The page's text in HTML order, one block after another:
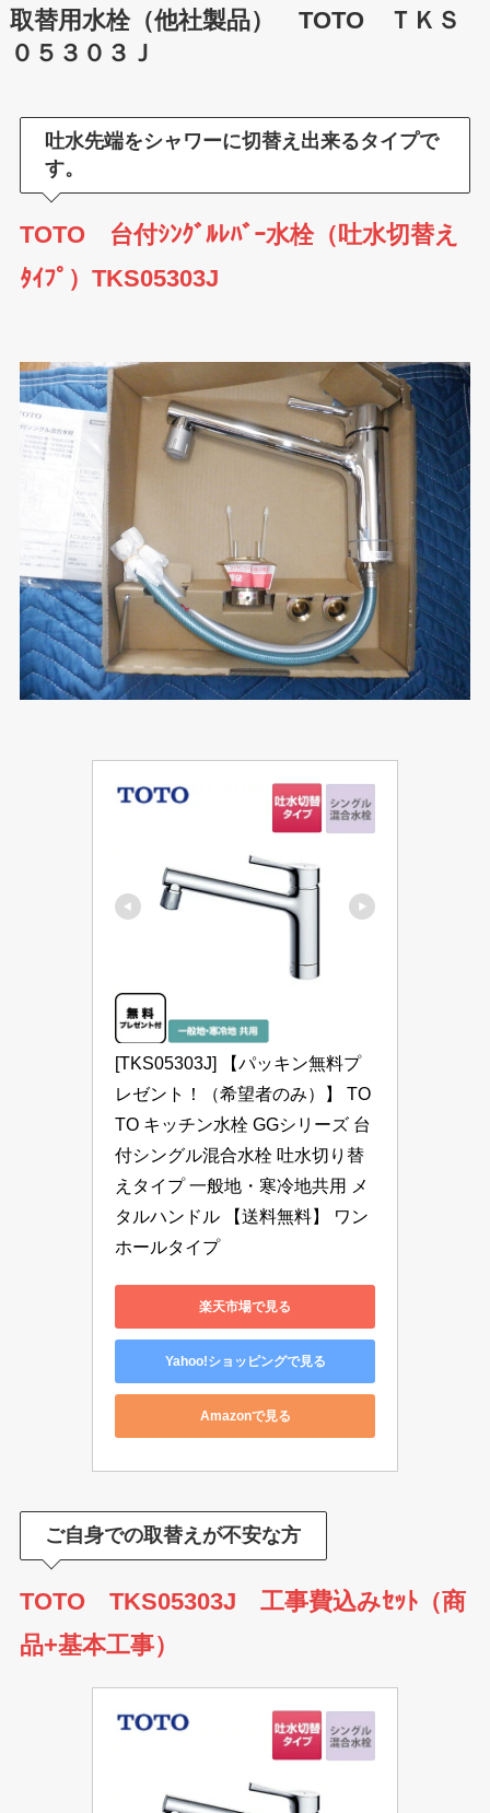
取替用水栓（他社製品） TOTO ＴＫＳ
０５３０３Ｊ
吐水先端をシャワーに切替え出来るタイプで
す。
TOTO 台付ｼﾝｸﾞﾙﾚﾊﾞｰ水栓（吐水切替え
ﾀｲﾌﾟ）TKS05303J
[TKS05303J] 【パッキン無料プ
レゼント！（希望者のみ）】 TO
TO キッチン水栓 GGシリーズ 台
付シングル混合水栓 吐水切り替
えタイプ 一般地・寒冷地共用 メ
タルハンドル 【送料無料】 ワン
ホールタイプ
楽天市場で見る
Yahoo!ショッピングで見る
Amazonで見る
ご自身での取替えが不安な方
TOTO TKS05303J 工事費込みｾｯﾄ（商
品+基本工事）